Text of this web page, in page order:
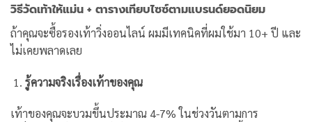
วิธีวัดเท้าให้แม่น + ตารางเทียบไซซ์ตามแบรนด์ยอดนิยม
ถ้าคุณจะซื้อรองเท้าวิ่งออนไลน์ ผมมีเทคนิคที่ผมใช้มา 10+ ปี และ
ไม่เคยพลาดเลย
รู้ความจริงเรื่องเท้าของคุณ
เท้าของคุณจะบวมขึ้นประมาณ 4-7% ในช่วงวันตามการ